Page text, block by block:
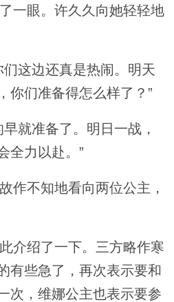
一眼。许久久向她轻轻地
这边还真是热闹。明天
你们准备得怎么样了？”
就准备了。明日一战，
全力以赴。”
作不知地看向两位公主，
介绍了一下。三方略作寒
有些急了，再次表示要和
次，维娜公主也表示要参